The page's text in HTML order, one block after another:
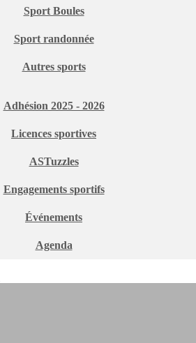
Sport Boules
Sport randonnée
Autres sports
Adhésion 2025 - 2026
Licences sportives
ASTuzzles
Engagements sportifs
Événements
Agenda